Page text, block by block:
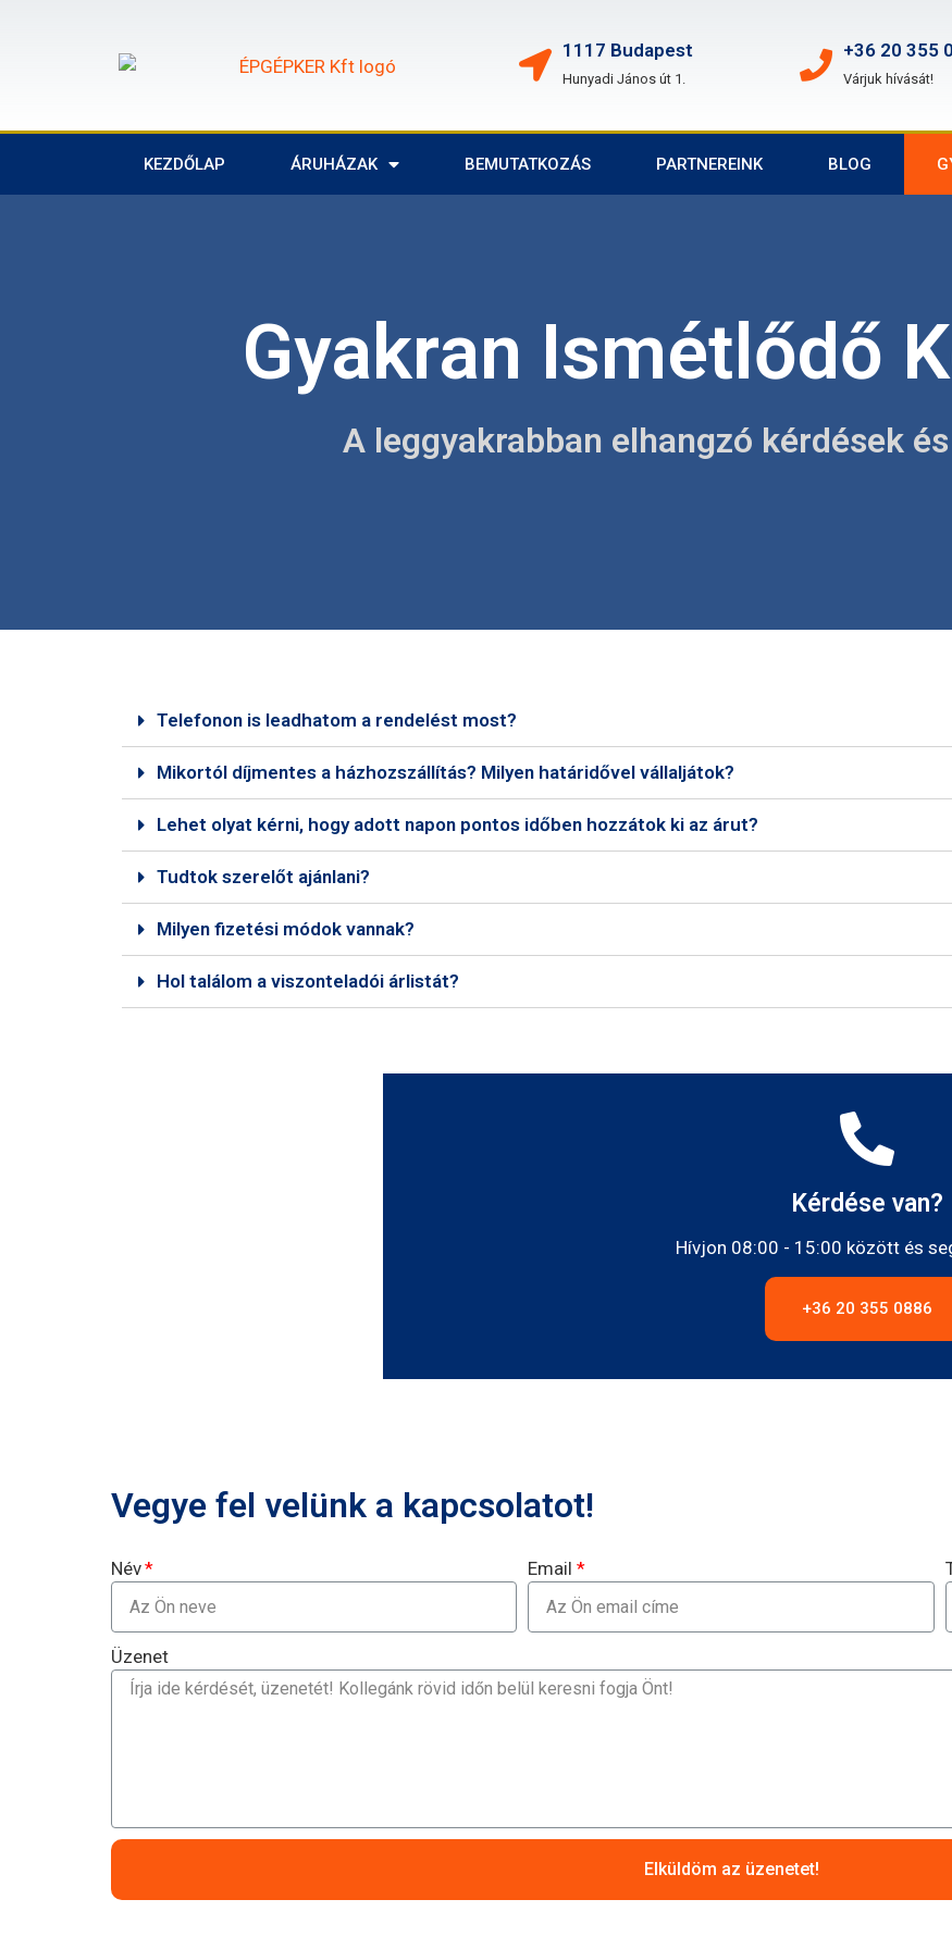
1117 Budapest
Hunyadi János út 1.
+36 20 355
Várjuk hívását!
KEZDŐLAP ÁRUHÁZAK BEMUTATKOZÁS PARTNEREINK BLOG
Gyakran Ismétlődő
A leggyakrabban elhangzó kérdések
Telefonon is leadhatom a rendelést most?
Mikortól díjmentes a házhozszállítás? Milyen határidővel vállaljátok?
Lehet olyat kérni, hogy adott napon pontos időben hozzátok ki az árut?
Tudtok szerelőt ajánlani?
Milyen fizetési módok vannak?
Hol találom a viszonteladói árlistát?
Kérdése van?
Hívjon 08:00 - 15:00 között és
+36 20 355 0886
Vegye fel velünk a kapcsolatot!
Név Email
Üzenet
Elküldöm az üzenetet!